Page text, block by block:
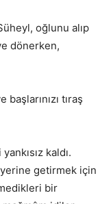
oğlunu alıp
dönerken,
başlarınızı tıraş
kaldı.
getirmek için
bir